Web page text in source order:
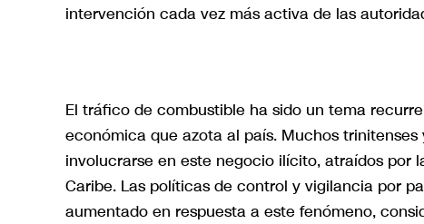
intervención cada vez más activa de las
El tráfico de combustible ha sido un tema
económica que azota al país. Muchos
involucrarse en este negocio ilícito, atraídos por
Caribe. Las políticas de control y vigilancia por
aumentado en respuesta a este fenómeno,